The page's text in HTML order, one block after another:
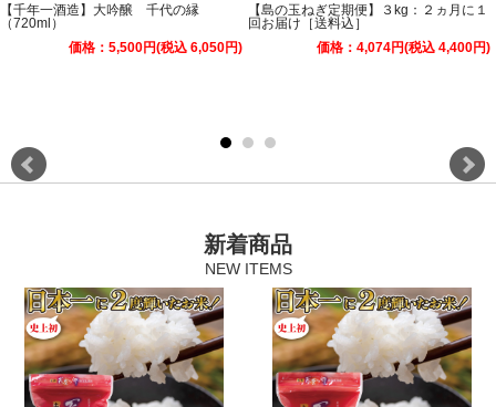
【千年一酒造】大吟醸 千代の縁
（720ml）
価格：5,500円(税込 6,050円)
【島の玉ねぎ定期便】３kg：２ヵ月に１
回お届け［送料込］
価格：4,074円(税込 4,400円)
新着商品